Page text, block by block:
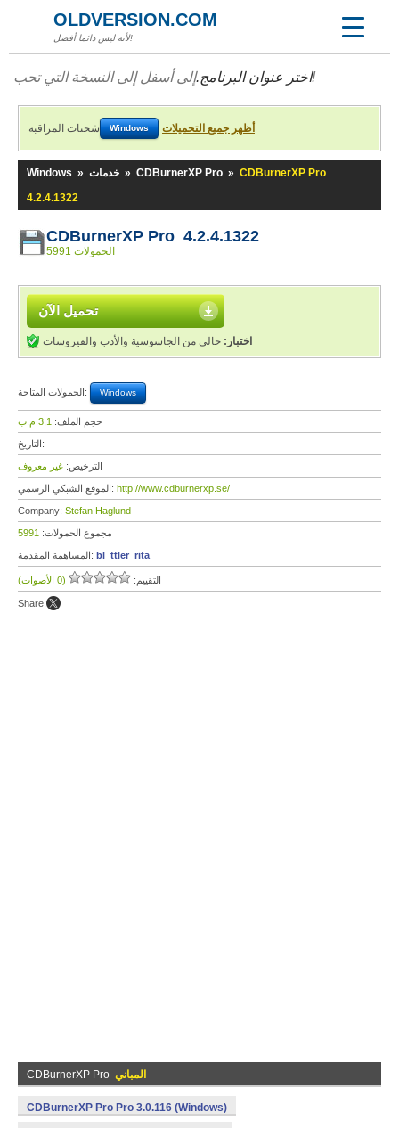
OLDVERSION.COM
لأنه ليس دائما أفضل!
اختر عنوان البرنامج.إلى أسفل إلى النسخة التي تحب!
شحنات المراقبة Windows أظهر جميع التحميلات
Windows » خدمات » CDBurnerXP Pro » CDBurnerXP Pro
4.2.4.1322
CDBurnerXP Pro 4.2.4.1322
5991 الحمولات
تحميل الآن
اختبار: خالي من الجاسوسية والأدب والفيروسات
الحمولات المتاحة: Windows
حجم الملف: 3,1 م.ب
التاريخ:
الترخيص: غير معروف
الموقع الشبكي الرسمي: http://www.cdburnerxp.se/
Company: Stefan Haglund
مجموع الحمولات: 5991
المساهمة المقدمة: bl_ttler_rita
التقييم: (0 الأصوات)
Share:
CDBurnerXP Pro المباني
CDBurnerXP Pro Pro 3.0.116 (Windows)